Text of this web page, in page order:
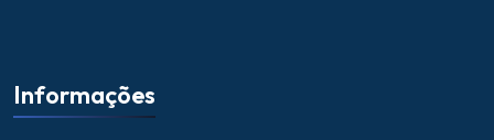
Informações